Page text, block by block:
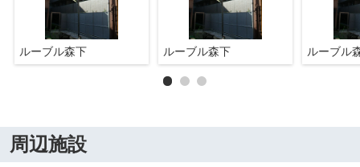
ルーブル森下 ルーブル森下 ルーブル
周辺施設